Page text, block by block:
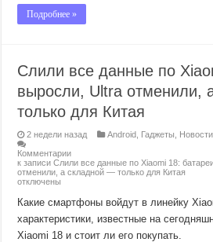
Подробнее »
Слили все данные по
выросли, Ultra отменили,
только для Китая
2 недели назад Android Гаджеты
Комментарии
к записи Слили все данные по Xiaomi 18:
отменили, а складной — только для Китая
отключены
Какие смартфоны войдут в линейку
характеристики, известные на
Xiaomi 18 и стоит ли его покупать.